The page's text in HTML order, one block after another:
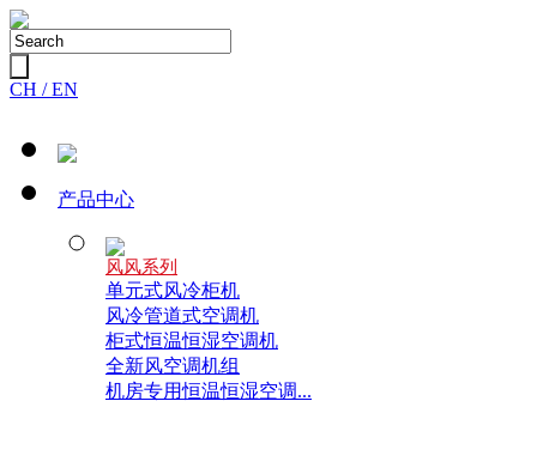
CH /EN
产品中心
风风系列
单元式风冷柜机
风冷管道式空调机
柜式恒温恒湿空调机
全新风空调机组
机房专用恒温恒湿空调...